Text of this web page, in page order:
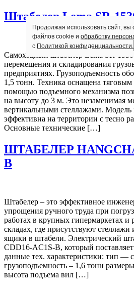
Штабелер Lema SR-
Самоходный штабелер Lema SR-1530
перемещения и складирования
предприятиях. Грузоподъемность
1,5 тонн. Техника оснащена тяговым
помощью подъемного механизма
на высоту до 3 м. Это незаменимая
вертикальными стеллажами. Модель
эффективна на территории с тесно
Основные технические […]
ШТАБЕЛЕР
B
Штабелер – это эффективное
упрощения ручного труда при
работах в крупных гипермаркетах и
складах, где присутствуют
ящики в штабели. Электрический
CDD16-AC1S-B, который
данные тех. характеристики: тип —
грузоподъемность – 1,6 тонн
высота подъема вил […]
Продолжая использовать сайт, вы
файлов cookie и обработку
с Политикой конфиденциальности.